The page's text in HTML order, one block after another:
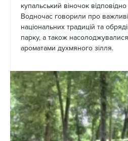
купальський віночок
Водночас говорили про
національних традицій та
парку, а також
ароматами духмяного зілля.